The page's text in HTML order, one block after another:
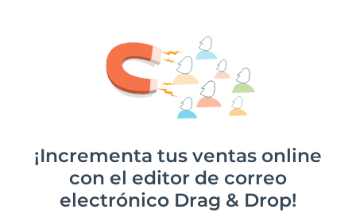
¡Incrementa tus ventas online
con el editor de correo
electrónico Drag & Drop!